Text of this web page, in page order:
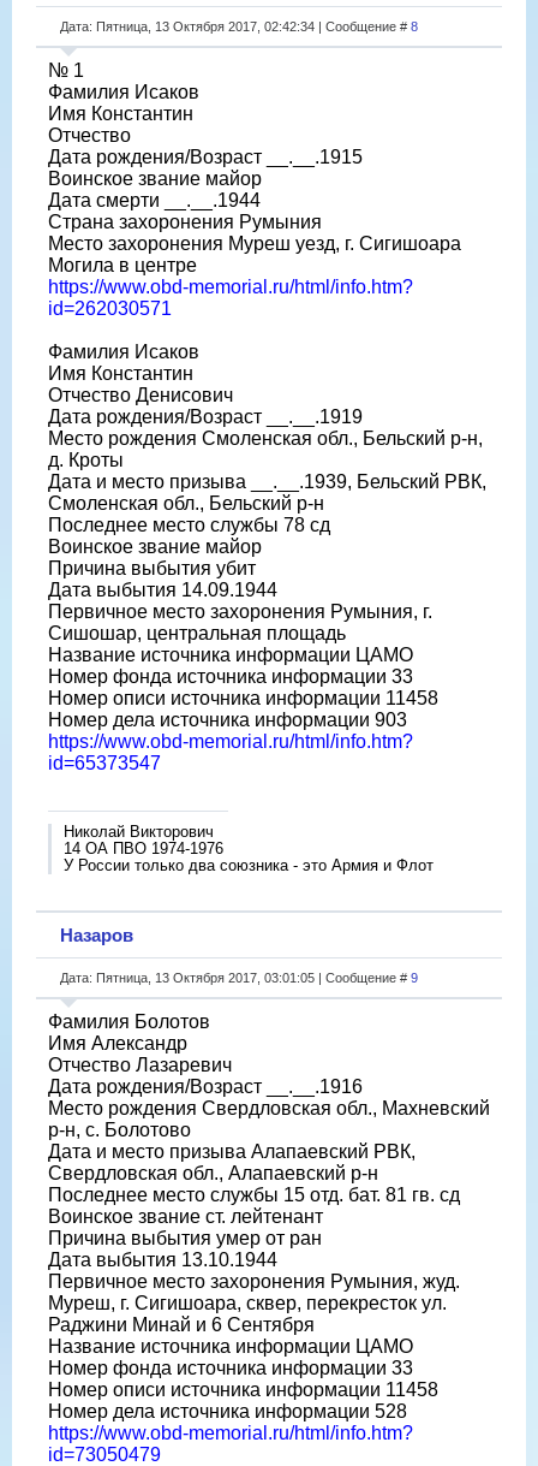
Дата: Пятница, 13 Октября 2017, 02:42:34 | Сообщение # 8
№ 1
Фамилия Исаков
Имя Константин
Отчество
Дата рождения/Возраст __.__.1915
Воинское звание майор
Дата смерти __.__.1944
Страна захоронения Румыния
Место захоронения Муреш уезд, г. Сигишоара
Могила в центре
https://www.obd-memorial.ru/html/info.htm?
id=262030571
Фамилия Исаков
Имя Константин
Отчество Денисович
Дата рождения/Возраст __.__.1919
Место рождения Смоленская обл., Бельский р-н,
д. Кроты
Дата и место призыва __.__.1939, Бельский РВК,
Смоленская обл., Бельский р-н
Последнее место службы 78 сд
Воинское звание майор
Причина выбытия убит
Дата выбытия 14.09.1944
Первичное место захоронения Румыния, г.
Сишошар, центральная площадь
Название источника информации ЦАМО
Номер фонда источника информации 33
Номер описи источника информации 11458
Номер дела источника информации 903
https://www.obd-memorial.ru/html/info.htm?
id=65373547
Николай Викторович
14 ОА ПВО 1974-1976
У России только два союзника - это Армия и Флот
Назаров
Дата: Пятница, 13 Октября 2017, 03:01:05 | Сообщение # 9
Фамилия Болотов
Имя Александр
Отчество Лазаревич
Дата рождения/Возраст __.__.1916
Место рождения Свердловская обл., Махневский
р-н, с. Болотово
Дата и место призыва Алапаевский РВК,
Свердловская обл., Алапаевский р-н
Последнее место службы 15 отд. бат. 81 гв. сд
Воинское звание ст. лейтенант
Причина выбытия умер от ран
Дата выбытия 13.10.1944
Первичное место захоронения Румыния, жуд.
Муреш, г. Сигишоара, сквер, перекресток ул.
Раджини Минай и 6 Сентября
Название источника информации ЦАМО
Номер фонда источника информации 33
Номер описи источника информации 11458
Номер дела источника информации 528
https://www.obd-memorial.ru/html/info.htm?
id=73050479